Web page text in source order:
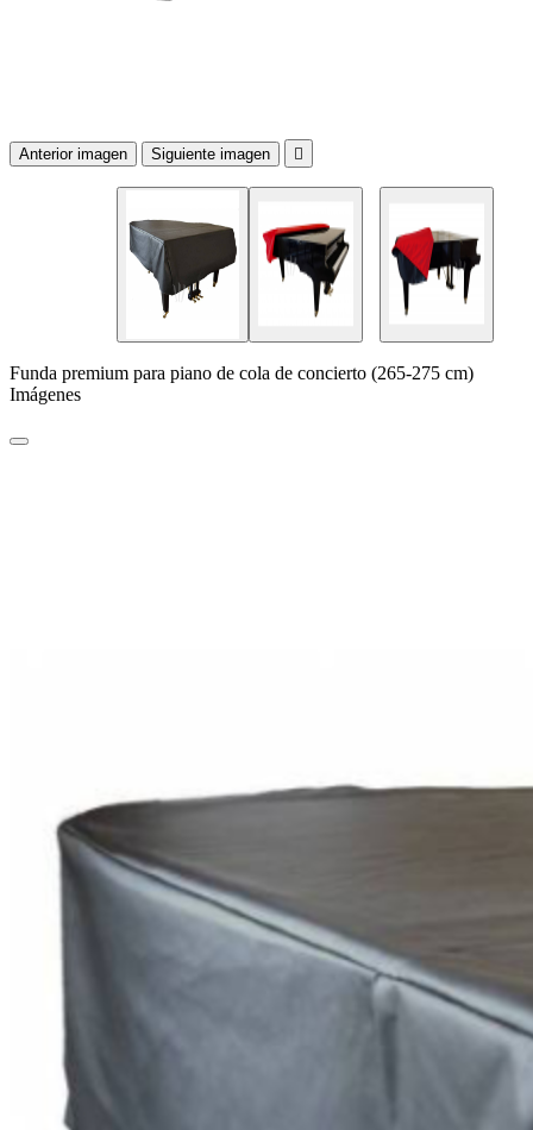
Anterior imagen Siguiente imagen 
Funda premium para piano de cola de concierto (265-275 cm)
Imágenes